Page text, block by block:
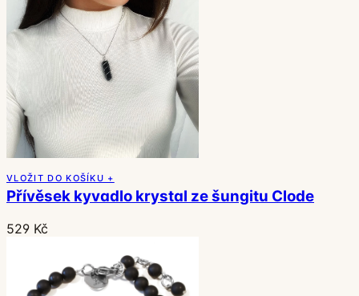
VLOŽIT DO KOŠÍKU +
Přívěsek kyvadlo krystal ze šungitu Clode
529 Kč